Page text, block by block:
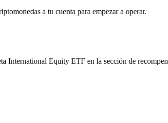
a tu cuenta para empezar a operar.
International Equity ETF en la sección de